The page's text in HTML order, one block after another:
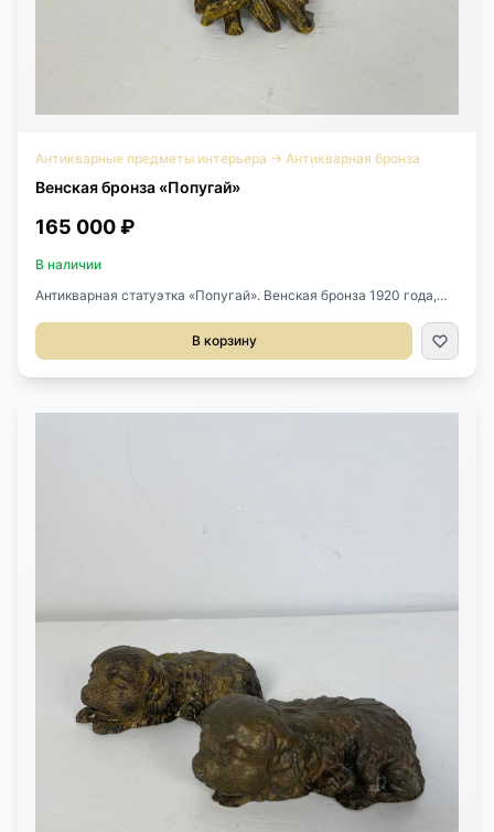
Антикварные предметы интерьера → Антикварная бронза
Венская бронза «Попугай»
165 000 ₽
В наличии
Антикварная статуэтка «Попугай». Венская бронза 1920 года,
В корзину